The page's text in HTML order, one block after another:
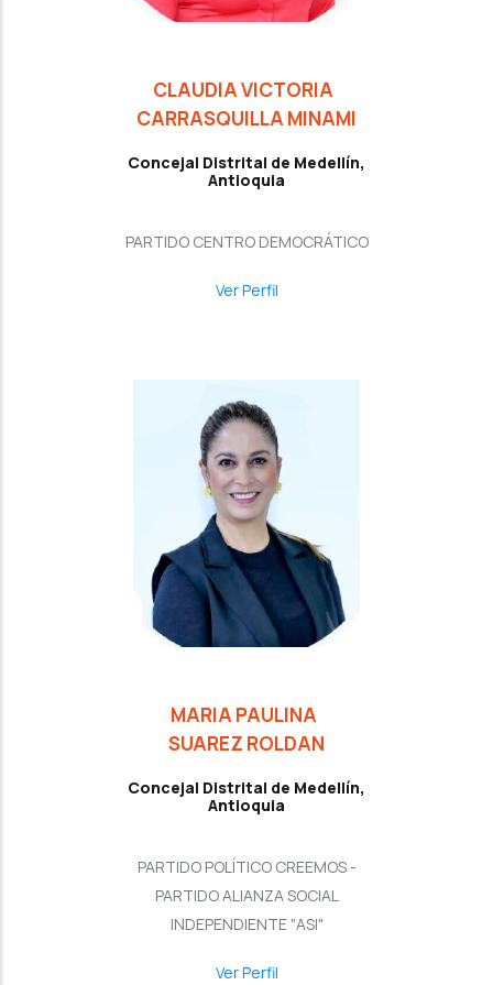
CLAUDIA VICTORIA
CARRASQUILLA MINAMI
Concejal Distrital de Medellín,
Antioquia
PARTIDO CENTRO DEMOCRÁTICO
Ver Perfil
MARIA PAULINA
SUAREZ ROLDAN
Concejal Distrital de Medellín,
Antioquia
PARTIDO POLÍTICO CREEMOS -
PARTIDO ALIANZA SOCIAL
INDEPENDIENTE "ASI"
Ver Perfil